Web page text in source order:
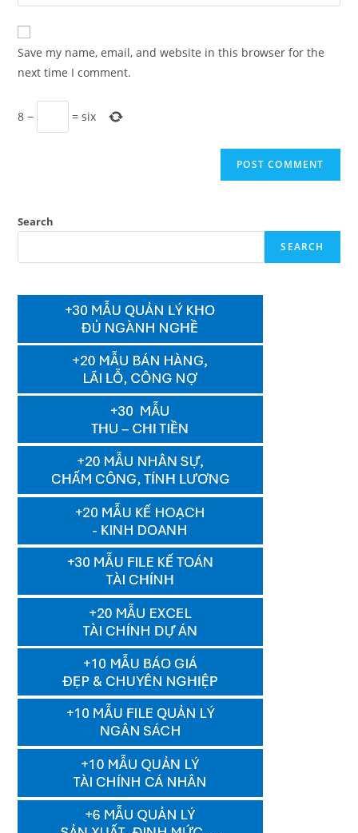
comment
comment
your
website
URL
(optional)
Save my name, email, and website in this browser for the
next time I comment.
8 − =six
Search
SEARCH